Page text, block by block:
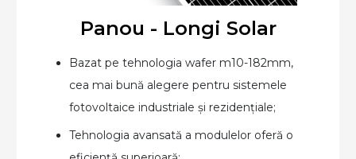
Panou - Longi Solar
Bazat pe tehnologia wafer m10-182mm,
cea mai bună alegere pentru sistemele
fotovoltaice industriale și rezidențiale;
Tehnologia avansată a modulelor oferă o